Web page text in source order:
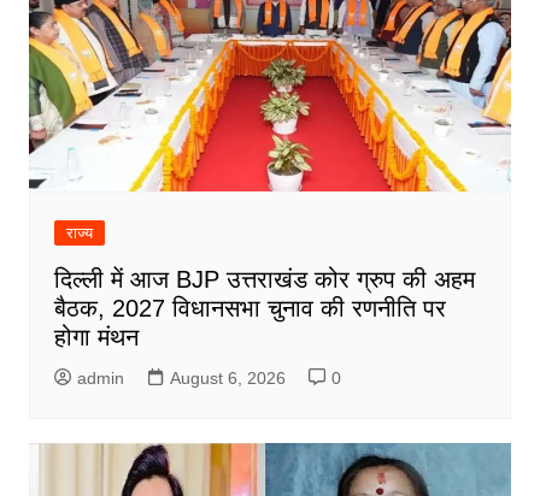
राज्य
दिल्ली में आज BJP उत्तराखंड कोर ग्रुप की अहम
बैठक, 2027 विधानसभा चुनाव की रणनीति पर
होगा मंथन
admin August 6, 2026 0